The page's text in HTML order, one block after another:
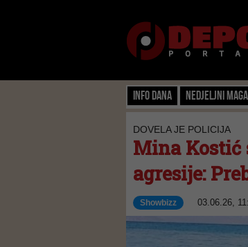
Info dana Nedjeljni
DOVELA JE POLICIJA
Mina Kostić
agresije:
Showbizz 03.06.26,